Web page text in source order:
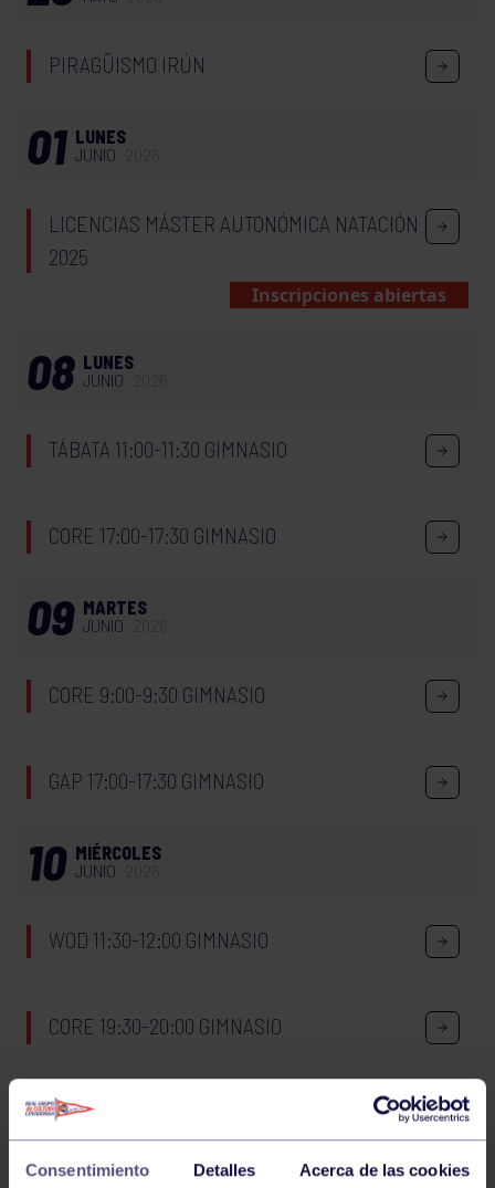
Consentimiento Detalles Acerca de las cookies
PIRAGÜISMO IRÚN
01 LUNES
JUNIO
LICENCIAS MÁSTER AUTONÓMICA NATACIÓN
2025
Inscripciones abiertas
08 LUNES
JUNIO
TÁBATA 11:00-11:30 GIMNASIO
CORE 17:00-17:30 GIMNASIO
09 MARTES
JUNIO
CORE 9:00-9:30 GIMNASIO
GAP 17:00-17:30 GIMNASIO
10 MIÉRCOLES
JUNIO
WOD 11:30-12:00 GIMNASIO
CORE 19:30-20:00 GIMNASIO
ENGANCHATE AL DEPORTE – DIVERSIDAD
FUNCIONAL